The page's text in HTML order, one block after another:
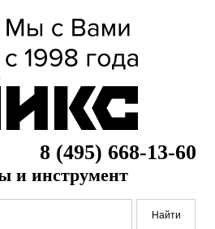
8 (495) 668-13-60
и инструмент